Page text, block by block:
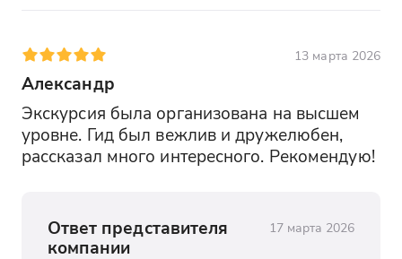
13 марта 2026
Александр
Экскурсия была организована на высшем
уровне. Гид был вежлив и дружелюбен,
рассказал много интересного. Рекомендую!
Ответ представителя
компании
17 марта 2026